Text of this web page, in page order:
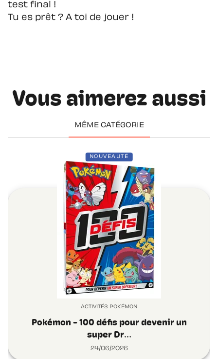
test final !
Tu es prêt ? A toi de jouer !
Vous aimerez aussi
MÊME CATÉGORIE
NOUVEAUTÉ
ACTIVITÉS POKÉMON
Pokémon - 100 défis pour devenir un
super Dr…
24/06/2026